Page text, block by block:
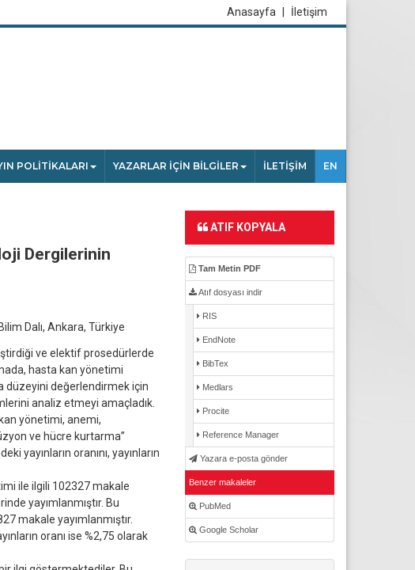
İletişim
Anasayfa
POLİTİKALARI YAZARLAR İÇİN BİLGİLER İLETİŞİM EN
Dergilerinin
Dalı, Ankara, Türkiye
ve elektif prosedürlerde
hasta kan yönetimi
düzeyini değerlendirmek için
analiz etmeyi amaçladık.
yönetimi, anemi,
ve hücre kurtarma”
yayınların oranını, yayınların
ile ilgili 102327 makale
yayımlanmıştır. Bu
makale yayımlanmıştır.
oranı ise %2,75 olarak
ATIF KOPYALA
Tam Metin PDF
Atıf dosyası indir
RIS
EndNote
BibTex
Medlars
Procite
Reference Manager
Yazara e-posta gönder
Benzer makaleler
PubMed
Google Scholar